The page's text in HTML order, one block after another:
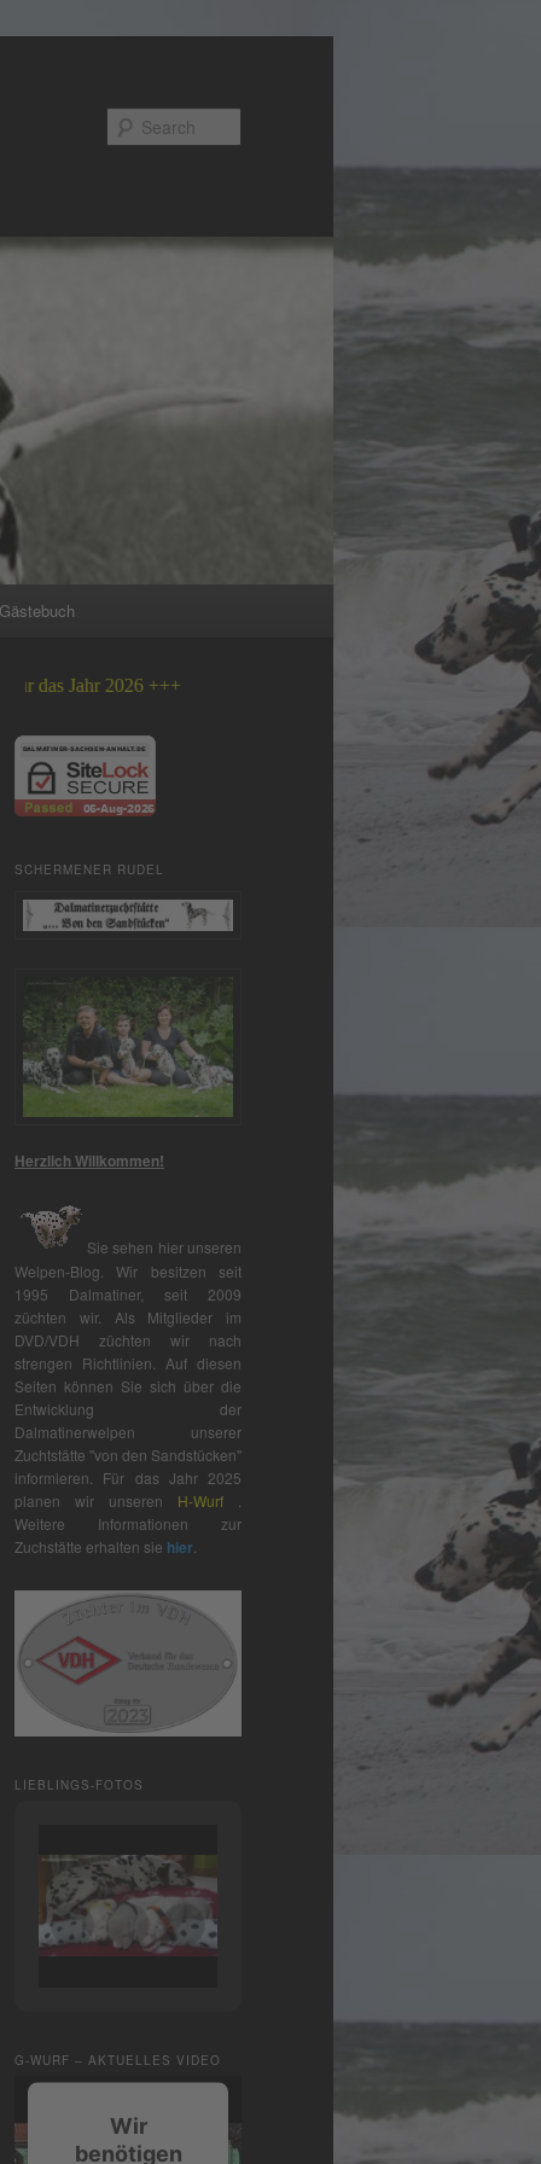
Gästebuch
2026 +++
SCHERMENER RUDEL
Herzlich Willkommen!
Sie sehen hier unseren
Welpen-Blog. Wir besitzen seit
1995 Dalmatiner, seit 2009
züchten wir. Als Mitglieder im
DVD/VDH züchten wir nach
strengen Richtlinien. Auf diesen
Seiten können Sie sich über die
Entwicklung der
Dalmatinerwelpen unserer
Zuchtstätte "von den Sandstücken"
informieren. Für das Jahr 2025
planen wir unseren H-Wurf
Weitere Informationen zur
Zuchstätte erhalten sie hier
LIEBLINGS-FOTOS
G-WURF – AKTUELLES VIDEO
Wir
benötigen